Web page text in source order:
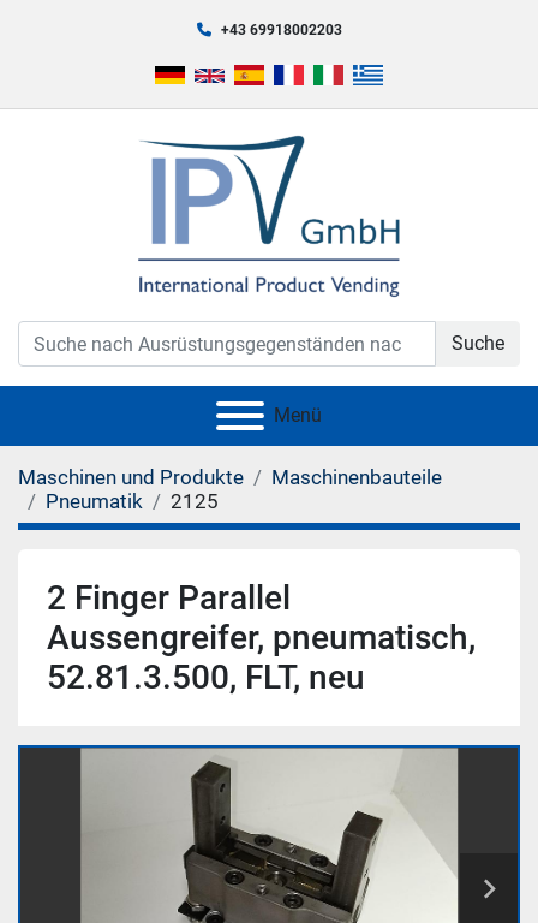
+43 69918002203
Suche
Menü
Maschinen und Produkte
Maschinenbauteile
Pneumatik
2125
2 Finger Parallel
Aussengreifer, pneumatisch,
52.81.3.500, FLT, neu